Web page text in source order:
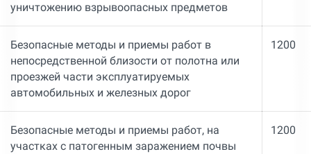
уничтожению взрывоопасных предметов
Безопасные методы и приемы работ в
непосредственной близости от полотна или
проезжей части эксплуатируемых
автомобильных и железных дорог
1200
Безопасные методы и приемы работ, на
участках с патогенным заражением почвы
1200